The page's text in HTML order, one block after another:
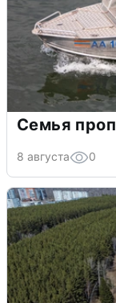
Семья
8 августа 0